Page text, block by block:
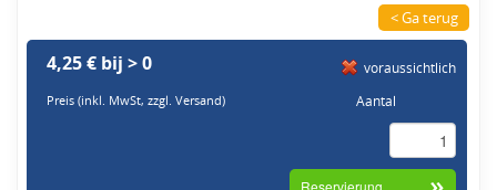
< Ga terug
4,25 € bij > 0
Preis (inkl. MwSt,zzgl. Versand)
voraussichtlich
Aantal